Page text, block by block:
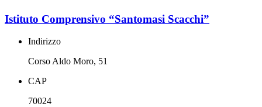
Istituto Comprensivo “Santomasi Scacchi”
Indirizzo
Corso Aldo Moro, 51
CAP
70024